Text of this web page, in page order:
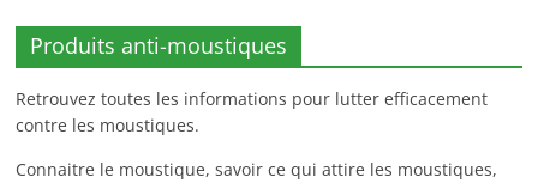
Produits anti-moustiques
Retrouvez toutes les informations pour lutter efficacement
contre les moustiques.
Connaitre le moustique, savoir ce qui attire les moustiques,